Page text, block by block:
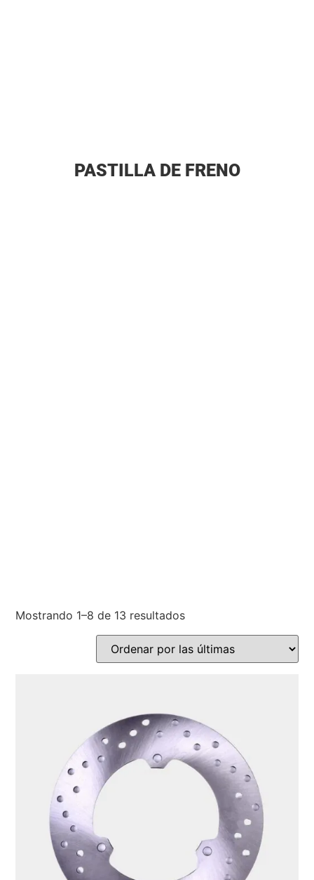
PASTILLA DE FRENO
Mostrando 1–8 de 13 resultados